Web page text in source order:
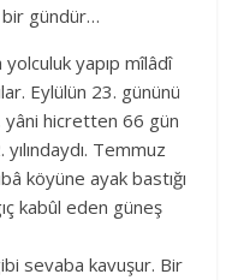
bir gündür…
yapıp mîlâdî
Eylülün 23. gününü
yâni hicretten 66 gün
Temmuz
köyüne ayak bastığı
kabûl eden güneş
sevaba kavuşur. Bir